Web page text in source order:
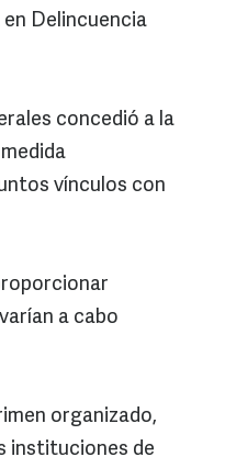
Delincuencia
concedió a la
vínculos con
a cabo
organizado,
instituciones de